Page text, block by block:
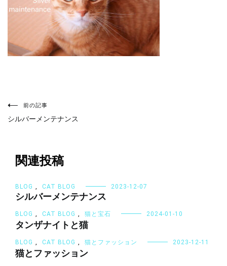
投
稿
ナ
ゲ
ー
シ
ョ
ン
前の記事
シルバーメンテナンス
関連投稿
BLOG CAT BLOG 2023-12-07
シルバーメンテナンス
BLOG CAT BLOG 猫と宝石 2024-01-10
タンザナイトと猫
BLOG CAT BLOG 猫とファッション 2023-12-11
猫とファッション